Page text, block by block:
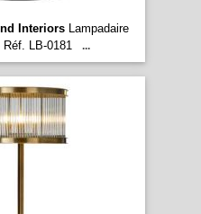
InteriorsLampadaire
Réf. LB-0181
...